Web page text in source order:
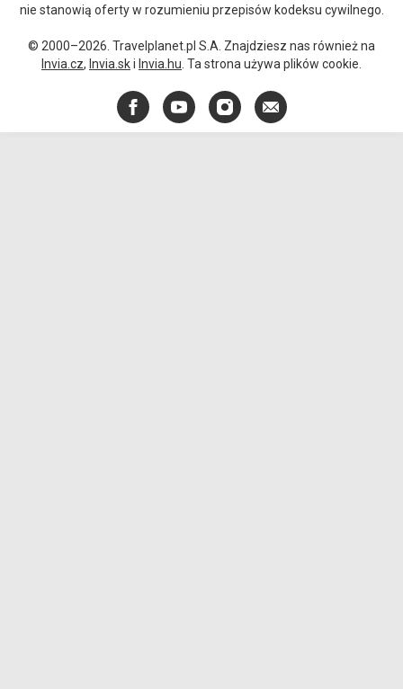
nie stanowią oferty w rozumieniu przepisów kodeksu cywilnego.
© 2000–2026. Travelplanet.pl S.A. Znajdziesz nas również na
Invia.cz, Invia.ski Invia.hu . Ta strona używa plików cookie.
FacebookYouTubeInstagram
E-
mail